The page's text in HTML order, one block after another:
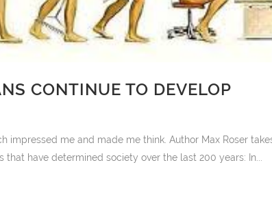
CONTINUE TO DEVELOP
impressed me and made me think. Author Max Roser
have determined society over the last 200 years: In...